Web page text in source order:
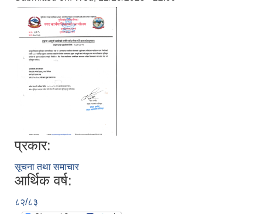
प्रकार:
सूचना तथा समाचार
आर्थिक वर्ष:
८२/८३